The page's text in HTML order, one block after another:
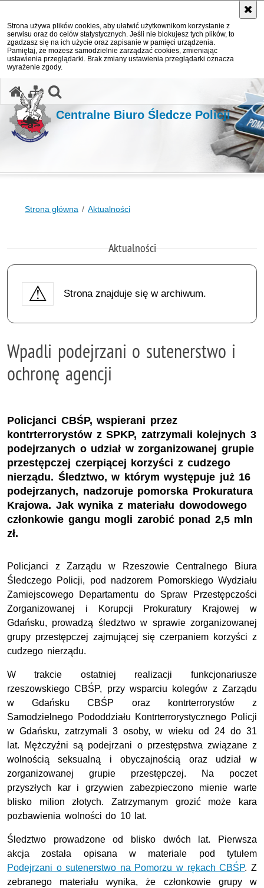
Strona używa plików cookies, aby ułatwić użytkownikom korzystanie z
serwisu oraz do celów statystycznych. Jeśli nie blokujesz tych plików, to
zgadzasz się na ich użycie oraz zapisanie w pamięci urządzenia.
Pamiętaj, że możesz samodzielnie zarządzać cookies, zmieniając
ustawienia przeglądarki. Brak zmiany ustawienia przeglądarki oznacza
wyrażenie zgody.
Centralne Biuro Śledcze Policji
Strona główna Aktualności
Aktualności
Strona znajduje się w archiwum.
Wpadli podejrzani o sutenerstwo i
ochronę agencji
Policjanci CBŚP, wspierani przez
kontrterrorystów z SPKP, zatrzymali kolejnych 3
podejrzanych o udział w zorganizowanej grupie
przestępczej czerpiącej korzyści z cudzego
nierządu. Śledztwo, w którym występuje już 16
podejrzanych, nadzoruje pomorska Prokuratura
Krajowa. Jak wynika z materiału dowodowego
członkowie gangu mogli zarobić ponad 2,5 mln
zł.
Policjanci z Zarządu w Rzeszowie Centralnego Biura
Śledczego Policji, pod nadzorem Pomorskiego Wydziału
Zamiejscowego Departamentu do Spraw Przestępczości
Zorganizowanej i Korupcji Prokuratury Krajowej w
Gdańsku, prowadzą śledztwo w sprawie zorganizowanej
grupy przestępczej zajmującej się czerpaniem korzyści z
cudzego nierządu.
W trakcie ostatniej realizacji funkcjonariusze
rzeszowskiego CBŚP, przy wsparciu kolegów z Zarządu
w Gdańsku CBŚP oraz kontrterrorystów z
Samodzielnego Pododdziału Kontrterrorystycznego Policji
w Gdańsku, zatrzymali 3 osoby, w wieku od 24 do 31
lat. Mężczyźni są podejrzani o przestępstwa związane z
wolnością seksualną i obyczajnością oraz udział w
zorganizowanej grupie przestępczej. Na poczet
przyszłych kar i grzywien zabezpieczono mienie warte
blisko milion złotych. Zatrzymanym grozić może kara
pozbawienia wolności do 10 lat.
Śledztwo prowadzone od blisko dwóch lat. Pierwsza
akcja została opisana w materiale pod tytułem
Podejrzani o sutenerstwo na Pomorzu w rękach CBŚP. Z
zebranego materiału wynika, że członkowie grupy w